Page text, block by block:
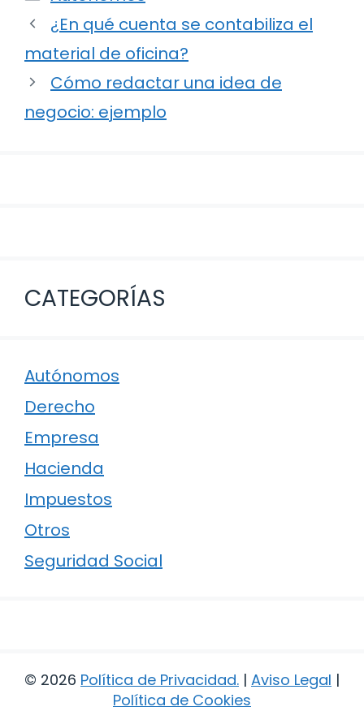
Navegación
de
entradas
¿En qué cuenta se contabiliza el
material de oficina?
Cómo redactar una idea de
negocio: ejemplo
CATEGORÍAS
Autónomos
Derecho
Empresa
Hacienda
Impuestos
Otros
Seguridad Social
© 2026 Política de Privacidad. | Aviso Legal |
Política de Cookies